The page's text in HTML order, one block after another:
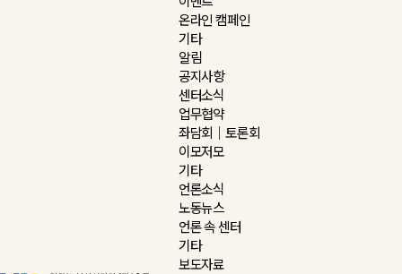
온라인 캠페인
기타
알림
공지사항
센터소식
업무협약
좌담회｜토론회
이모저모
기타
언론소식
노동뉴스
언론 속 센터
기타
보도자료